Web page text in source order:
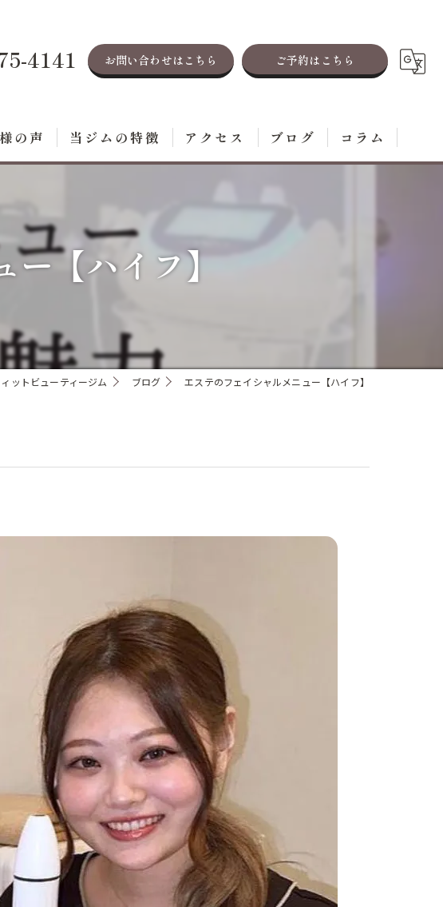
4141 お問い合わせはこちら ご予約はこちら
の声 当ジムの特徴
ダイエット
脱毛
痩身
アクセス ブログ コラム
ー【ハイフ】
ットビューティージム ブログ エステのフェイシャルメニュー【ハイフ】